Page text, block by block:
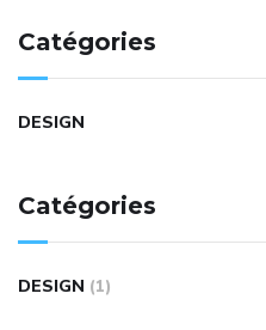
Catégories
DESIGN
Catégories
DESIGN (1)